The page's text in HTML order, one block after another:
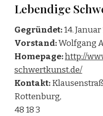
Lebendige
Gegründet:14. Januar
Vorstand:Wolfgang
Homepage:http://
schwertkunst.de/
Kontakt:
48 18 3